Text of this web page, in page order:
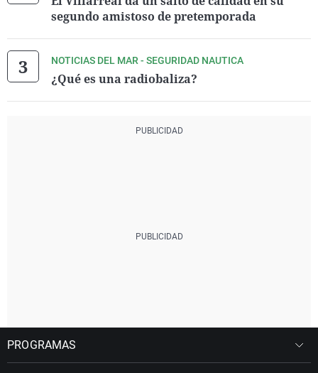
segundo amistoso de pretemporada
NOTICIAS DEL MAR - SEGURIDAD NAUTICA
¿Qué es una radiobaliza?
PROGRAMAS